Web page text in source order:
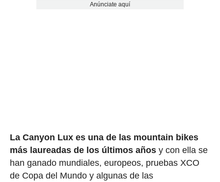
Anúnciate aquí
La Canyon Lux es una de las mountain bikes
más laureadas de los últimos añosy con ella se
han ganado mundiales, europeos, pruebas XCO
de Copa del Mundo y algunas de las